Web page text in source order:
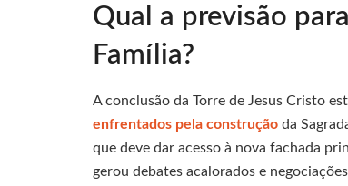
Qual a previsão
Família?
A conclusão da Torre de Jesus Cristo
enfrentados pela construção da
que deve dar acesso à nova fachada
gerou debates acalorados e